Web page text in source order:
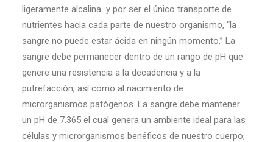
ligeramente alcalina y por ser el único transporte de
nutrientes hacia cada parte de nuestro organismo, “la
sangre no puede estar ácida en ningún momento.” La
sangre debe permanecer dentro de un rango de pH que
genere una resistencia a la decadencia y a la
putrefacción, así como al nacimiento de
microrganismos patógenos. La sangre debe mantener
un pH de 7.365 el cual genera un ambiente ideal para las
células y microrganismos benéficos de nuestro cuerpo,